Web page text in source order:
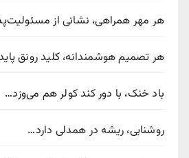
هر مهر همراهی، نشانی از
هر تصمیم هوشمندانه، کلید رونق
باد خنک، با دور کند کولر هم می‌وزد…
روشنایی، ریشه در همدلی دارد…